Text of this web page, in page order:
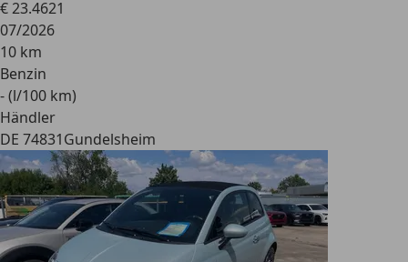
€ 23.4621
07/2026
10 km
Benzin
- (l/100 km)
Händler
DE 74831Gundelsheim